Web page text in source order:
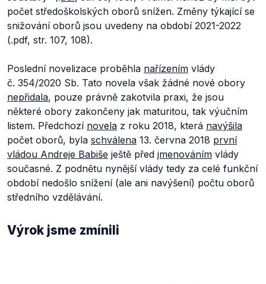
počet středoškolských oborů snížen. Změny týkající se
snižování oborů jsou uvedeny na období 2021-2022
(.pdf, str. 107, 108).
Poslední novelizace proběhla nařízením vlády
č. 354/2020 Sb. Tato novela však žádné nové obory
nepřidala, pouze právně zakotvila praxi, že jsou
některé obory zakončeny jak maturitou, tak výučním
listem. Předchozí novela z roku 2018, která navýšila
počet oborů, byla schválena 13. června 2018 první
vládou Andreje Babiše ještě před jmenováním vlády
současné. Z podnětu nynější vlády tedy za celé funkční
období nedošlo snížení (ale ani navýšení) počtu oborů
středního vzdělávání.
Výrok jsme zmínili